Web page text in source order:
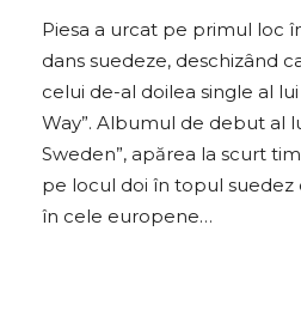
Piesa a urcat pe primul loc
dans suedeze, deschizând
celui de-al doilea single al lui
Way”. Albumul de debut al
Sweden”, apărea la scurt
pe locul doi în topul suedez
în cele europene…